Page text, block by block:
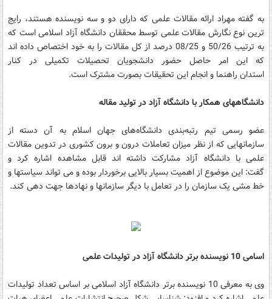
به گفته مهراد ارائه مقالات علمی که دارای دو و سه نویسنده هستند، رایج
ترین نوع نگارش مقالات علمی توسط محققان دانشگاه آزاد اسلامی است که
به ترتیب 50/26 و 08/25 درصد از کل مقالات را به خود اختصاص داده اند
که این امر حاصل حضور دانشجویان تحصیلات تکمیلی در کنار
استدان راهنما و انجام این تحقیقات بصورت مشترک است.
دانشگاههای همکار با دانشگاه آزاد در تولید مقاله
عضو رسمی تیم رتبه‌بندی دانشگاه‌های جهان اسلام به آن دسته از
سازمانهایی که از نظر میزان تعاملات درون و برون کشوری در تدوین مقالات
علمی با دانشگاه آزاد مشارکت داشته اند قابل مشاهده اشاره کرد و
گفت: این موضوع از اهمیت بسیار بالایی برخوردار بوده و می تواند سیاستها و
خط مشی یک سازمان را در تعامل با دیگر سازمانها و نهادها جهت دهی کند.
اسامی 10 نویسنده برتر دانشگاه آزاد در تولیدات علمی
وی به معرفی 10 نویسنده برتر دانشگاه آزاد اسلامی بر اساس تعداد تولیدات